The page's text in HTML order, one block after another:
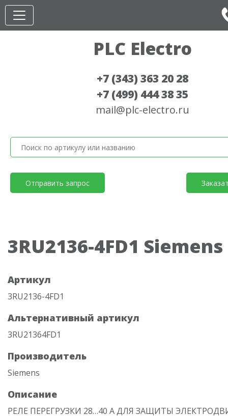
PLC Electro
+7 (343) 363 20 28
+7 (499) 444 38 35
mail@plc-electro.ru
Отправить запрос
3RU2136-4FD1 Siemens
Артикул
3RU2136-4FD1
Альтернативный артикул
3RU21364FD1
Производитель
Siemens
Описание
РЕЛЕ ПЕРЕГРУЗКИ 28…40 A ДЛЯ ЗАЩИТЫ